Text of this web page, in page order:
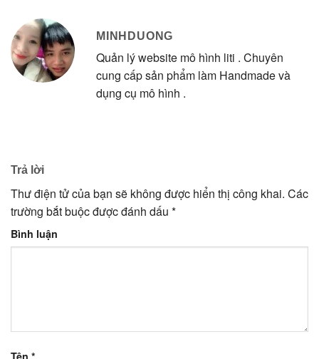
MINHDUONG
Quản lý website mô hình liti . Chuyên
cung cấp sản phẩm làm Handmade và
dụng cụ mô hình .
Trả lời
Thư điện tử của bạn sẽ không được hiển thị công khai. Các
trường bắt buộc được đánh dấu *
Bình luận